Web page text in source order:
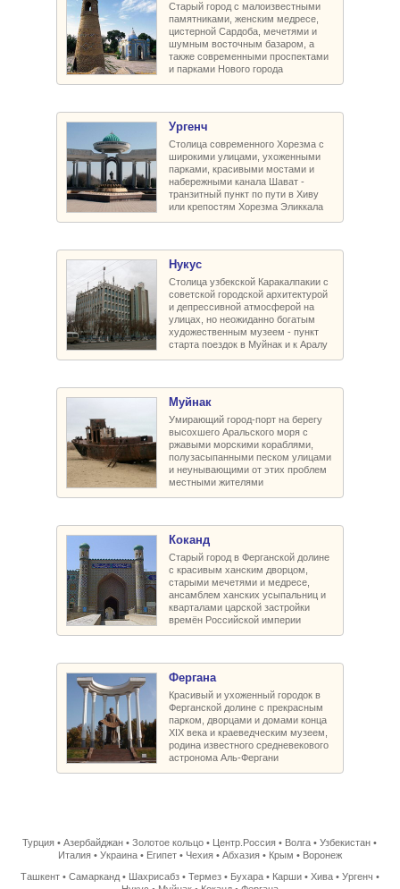
Старый город с малоизвестными
памятниками, женским медресе,
цистерной Сардоба, мечетями и
шумным восточным базаром, а
также современными проспектами
и парками Нового города
Ургенч
Столица современного Хорезма с
широкими улицами, ухоженными
парками, красивыми мостами и
набережными канала Шават -
транзитный пункт по пути в Хиву
или крепостям Хорезма Эликкала
Нукус
Столица узбекской Каракалпакии с
советской городской архитектурой
и депрессивной атмосферой на
улицах, но неожиданно богатым
художественным музеем - пункт
старта поездок в Муйнак и к Аралу
Муйнак
Умирающий город-порт на берегу
высохшего Аральского моря с
ржавыми морскими кораблями,
полузасыпанными песком улицами
и неунывающими от этих проблем
местными жителями
Коканд
Старый город в Ферганской долине
с красивым ханским дворцом,
старыми мечетями и медресе,
ансамблем ханских усыпальниц и
кварталами царской застройки
времён Российской империи
Фергана
Красивый и ухоженный городок в
Ферганской долине с прекрасным
парком, дворцами и домами конца
XIX века и краеведческим музеем,
родина известного средневекового
астронома Аль-Фергани
Турция •Азербайджан •Золотое кольцо • Центр.Россия • Волга •Узбекистан •
Италия• Украина• Египет• Чехия• Абхазия• Крым • Воронеж
Ташкент• Самарканд• Шахрисабз• Термез• Бухара• Карши• Хива• Ургенч •